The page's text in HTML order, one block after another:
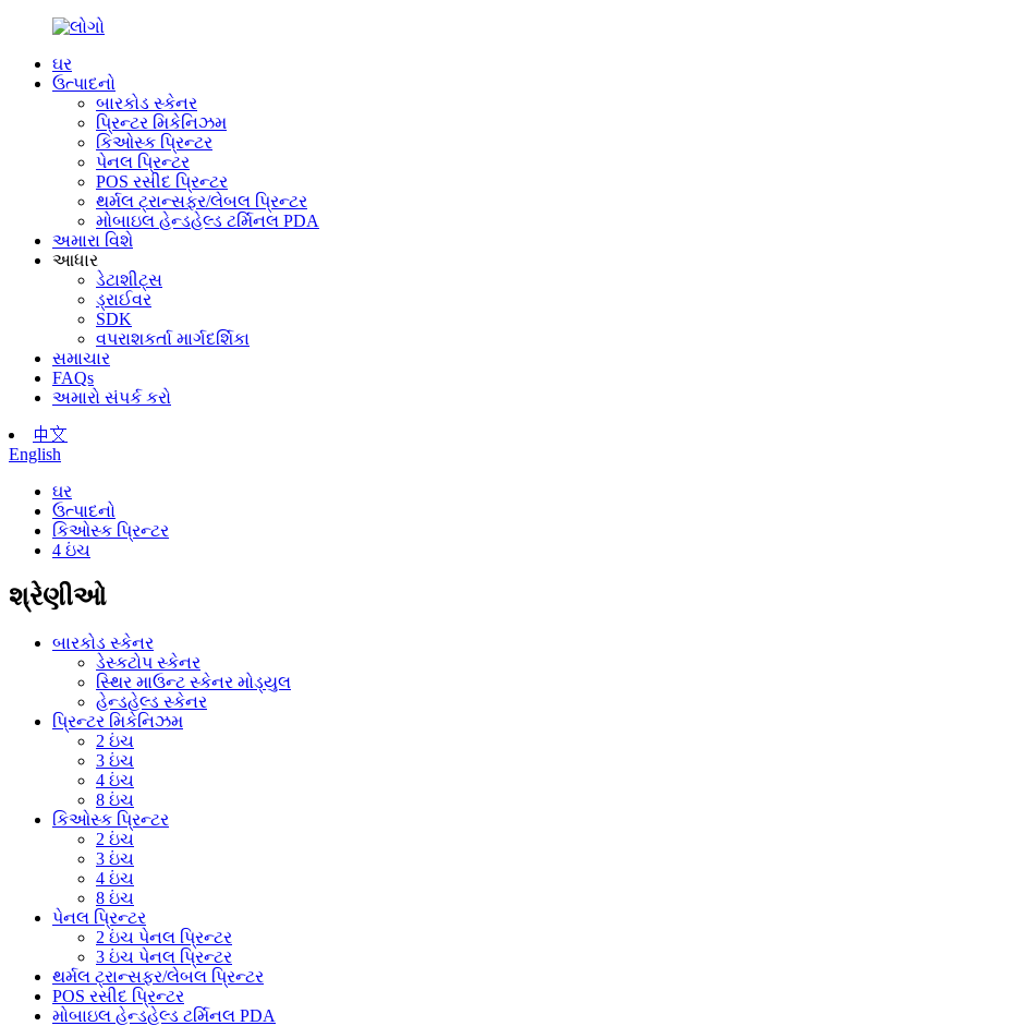
ઘર
ઉત્પાદનો
બારકોડ સ્કેનર
પ્રિન્ટર મિકેનિઝમ
કિઓસ્ક પ્રિન્ટર
પેનલ પ્રિન્ટર
POS રસીદ પ્રિન્ટર
થર્મલ ટ્રાન્સફર/લેબલ પ્રિન્ટર
મોબાઇલ હેન્ડહેલ્ડ ટર્મિનલ PDA
અમારા વિશે
આધાર
ડેટાશીટ્સ
ડ્રાઈવર
SDK
વપરાશકર્તા માર્ગદર્શિકા
સમાચાર
FAQs
અમારો સંપર્ક કરો
中文
English
ઘર
ઉત્પાદનો
કિઓસ્ક પ્રિન્ટર
4 ઇંચ
શ્રેણીઓ
બારકોડ સ્કેનર
ડેસ્કટોપ સ્કેનર
સ્થિર માઉન્ટ સ્કેનર મોડ્યુલ
હેન્ડહેલ્ડ સ્કેનર
પ્રિન્ટર મિકેનિઝમ
2 ઇંચ
3 ઇંચ
4 ઇંચ
8 ઇંચ
કિઓસ્ક પ્રિન્ટર
2 ઇંચ
3 ઇંચ
4 ઇંચ
8 ઇંચ
પેનલ પ્રિન્ટર
2 ઇંચ પેનલ પ્રિન્ટર
3 ઇંચ પેનલ પ્રિન્ટર
થર્મલ ટ્રાન્સફર/લેબલ પ્રિન્ટર
POS રસીદ પ્રિન્ટર
મોબાઇલ હેન્ડહેલ્ડ ટર્મિનલ PDA